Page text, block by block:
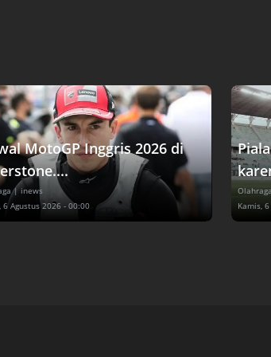
MotoGP Inggris 2026 di
| inews
6 Agustus 2026 - 00:00
Olahraga
Kamis,